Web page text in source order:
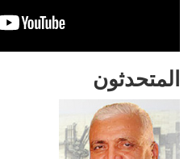
المتحدثون